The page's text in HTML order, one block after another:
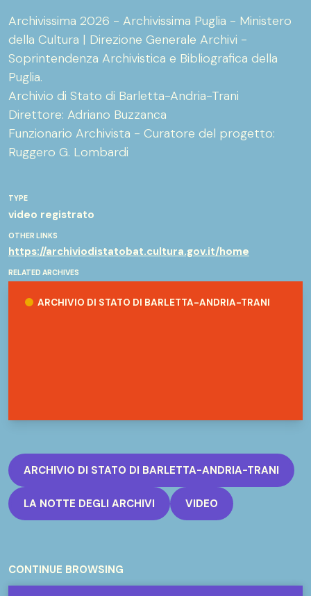
TYPE
video registrato
OTHER LINKS
https://archiviodistatobat.cultura.gov.it/home
RELATED ARCHIVES
ARCHIVIO DI STATO DI BARLETTA-ANDRIA-TRANI
ARCHIVIO DI STATO DI BARLETTA-ANDRIA-TRANI
LA NOTTE DEGLI ARCHIVI VIDEO
Archivissima 2026 - Archivissima Puglia - Ministero
della Cultura | Direzione Generale Archivi -
Soprintendenza Archivistica e Bibliografica della
Puglia.
Archivio di Stato di Barletta-Andria-Trani
Direttore: Adriano Buzzanca
Funzionario Archivista - Curatore del progetto:
Ruggero G. Lombardi
CONTINUE BROWSING